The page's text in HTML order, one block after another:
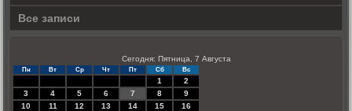
Все записи
Сегодня: Пятница, 7 Августа
Пн Вт Ср Чт Пт Сб Вс
1
2
3
4 5 6 7 8
9
10
11 12 13 14 15
16